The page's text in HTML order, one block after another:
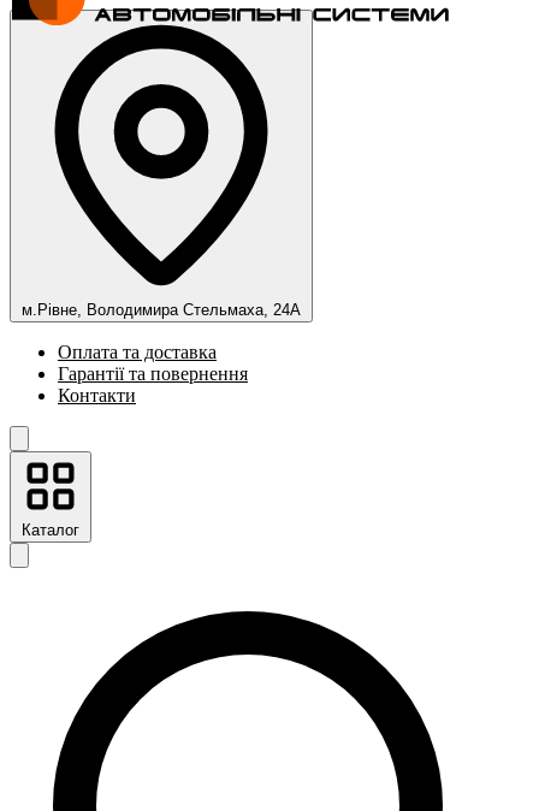
м.Рівне, Володимира Стельмаха, 24А
Оплата та доставка
Гарантії та повернення
Контакти
Каталог